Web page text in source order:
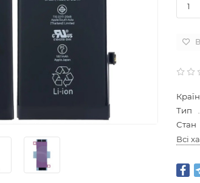
Тип
Стан
Всі